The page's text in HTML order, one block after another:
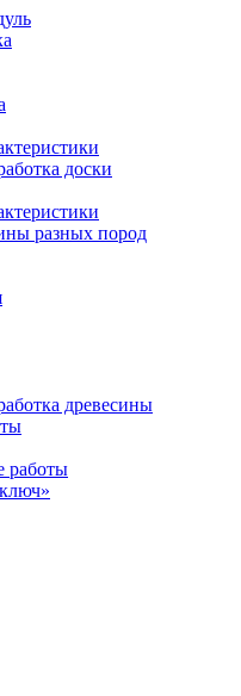
доски
разных пород
древесины
работы